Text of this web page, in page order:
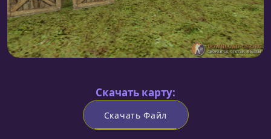
Скачать карту:
Скачать Файл